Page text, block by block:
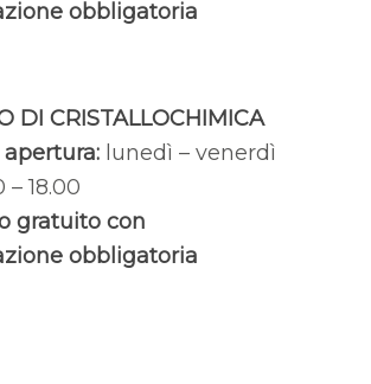
obbligatoria
DI CRISTALLOCHIMICA
lunedì – venerdì
– 18.00
gratuito con
obbligatoria